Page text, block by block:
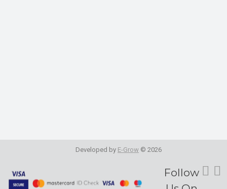
Developed by E-Grow © 2026
Follow